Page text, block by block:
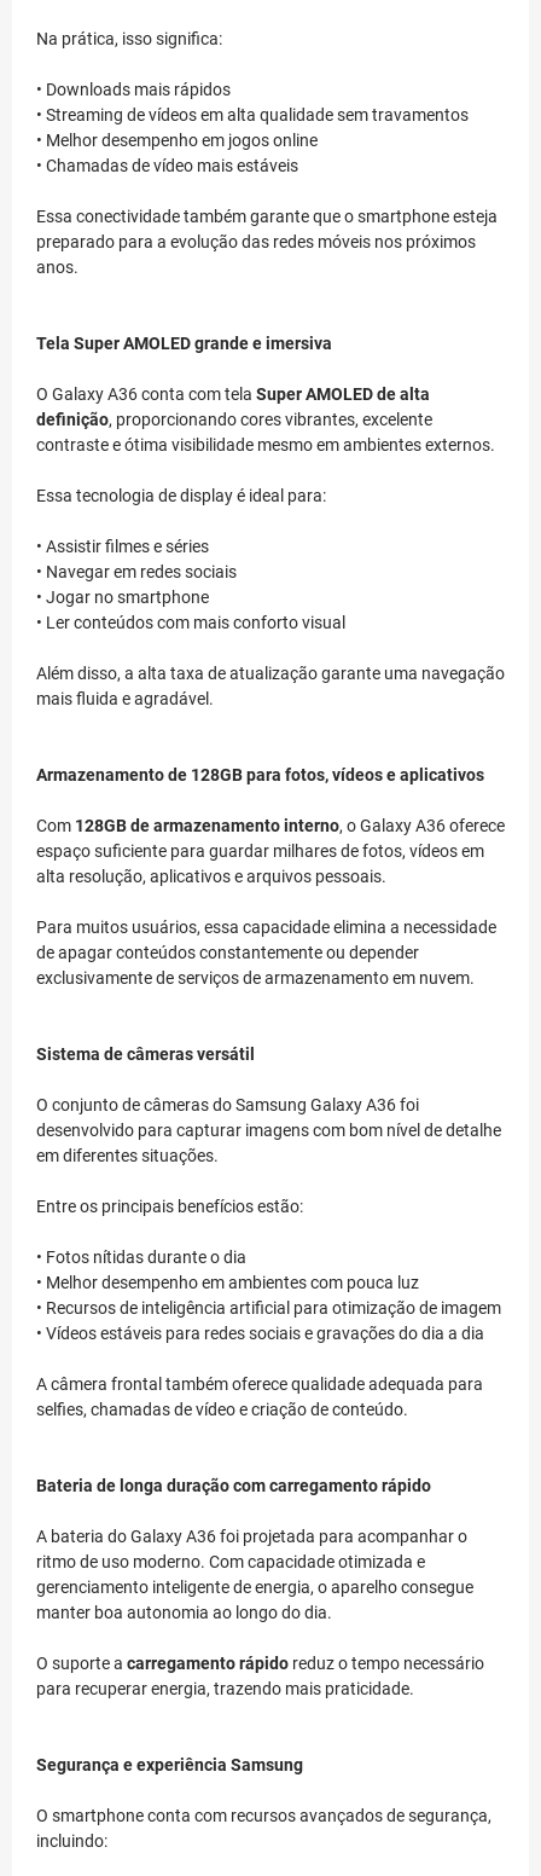
Na prática, isso significa:
• Downloads mais rápidos
• Streaming de vídeos em alta qualidade sem travamentos
• Melhor desempenho em jogos online
• Chamadas de vídeo mais estáveis
Essa conectividade também garante que o smartphone esteja
preparado para a evolução das redes móveis nos próximos
anos.
Tela Super AMOLED grande e imersiva
O Galaxy A36 conta com tela Super AMOLED de alta
definição, proporcionando cores vibrantes, excelente
contraste e ótima visibilidade mesmo em ambientes externos.
Essa tecnologia de display é ideal para:
• Assistir filmes e séries
• Navegar em redes sociais
• Jogar no smartphone
• Ler conteúdos com mais conforto visual
Além disso, a alta taxa de atualização garante uma navegação
mais fluida e agradável.
Armazenamento de 128GB para fotos, vídeos e aplicativos
Com 128GB de armazenamento interno, o Galaxy A36 oferece
espaço suficiente para guardar milhares de fotos, vídeos em
alta resolução, aplicativos e arquivos pessoais.
Para muitos usuários, essa capacidade elimina a necessidade
de apagar conteúdos constantemente ou depender
exclusivamente de serviços de armazenamento em nuvem.
Sistema de câmeras versátil
O conjunto de câmeras do Samsung Galaxy A36 foi
desenvolvido para capturar imagens com bom nível de detalhe
em diferentes situações.
Entre os principais benefícios estão:
• Fotos nítidas durante o dia
• Melhor desempenho em ambientes com pouca luz
• Recursos de inteligência artificial para otimização de imagem
• Vídeos estáveis para redes sociais e gravações do dia a dia
A câmera frontal também oferece qualidade adequada para
selfies, chamadas de vídeo e criação de conteúdo.
Bateria de longa duração com carregamento rápido
A bateria do Galaxy A36 foi projetada para acompanhar o
ritmo de uso moderno. Com capacidade otimizada e
gerenciamento inteligente de energia, o aparelho consegue
manter boa autonomia ao longo do dia.
O suporte a carregamento rápido reduz o tempo necessário
para recuperar energia, trazendo mais praticidade.
Segurança e experiência Samsung
O smartphone conta com recursos avançados de segurança,
incluindo: